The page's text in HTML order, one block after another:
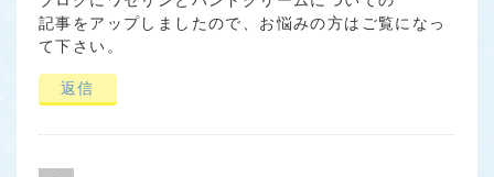
記事をアップしましたので、お悩みの方はご覧になっ
て下さい。
返信